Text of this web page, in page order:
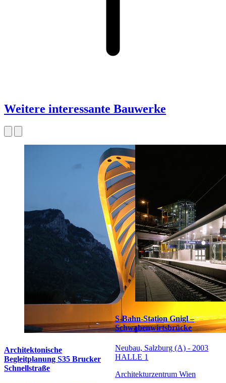
Weitere interessante Bauwerke
Architektonische
Begleitplanung S35 Brucker
Schnellstraße
S-Bahn-Station Gnigl –
Schwabenwirtsbrücke
Neubau, Salzburg (A) - 2003
HALLE 1
Architekturzentrum Wien